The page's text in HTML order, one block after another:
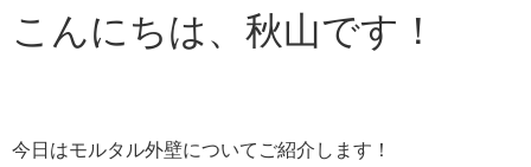
こんにちは、秋山です！
今日はモルタル外壁についてご紹介します！